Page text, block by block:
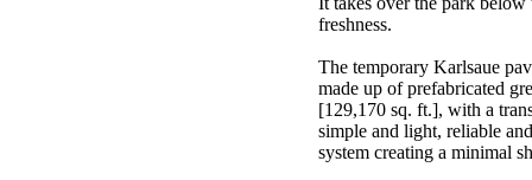
freshness.
The temporary Karlsaue
made up of prefabricated
[129,170 sq. ft.], with a
simple and light, reliable
system creating a minimal